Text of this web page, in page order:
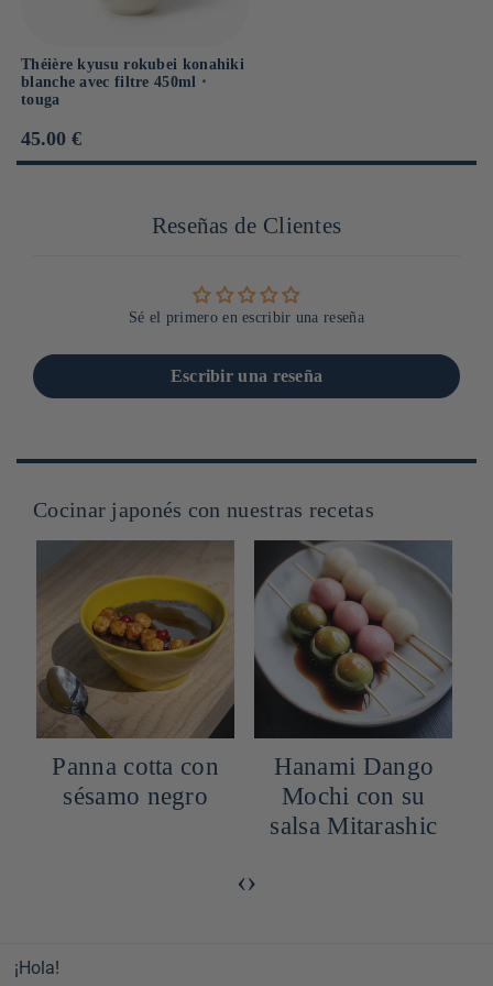
Théière kyusu rokubei konahiki
blanche avec filtre 450ml ⋅
touga
Prix
habituel
45.00 €
Reseñas de Clientes
Sé el primero en escribir una reseña
Escribir una reseña
Cocinar japonés con nuestras recetas
Panna cotta con
sésamo negro
Hanami Dango
Mochi con su
salsa Mitarashic
‹›
¡Hola!